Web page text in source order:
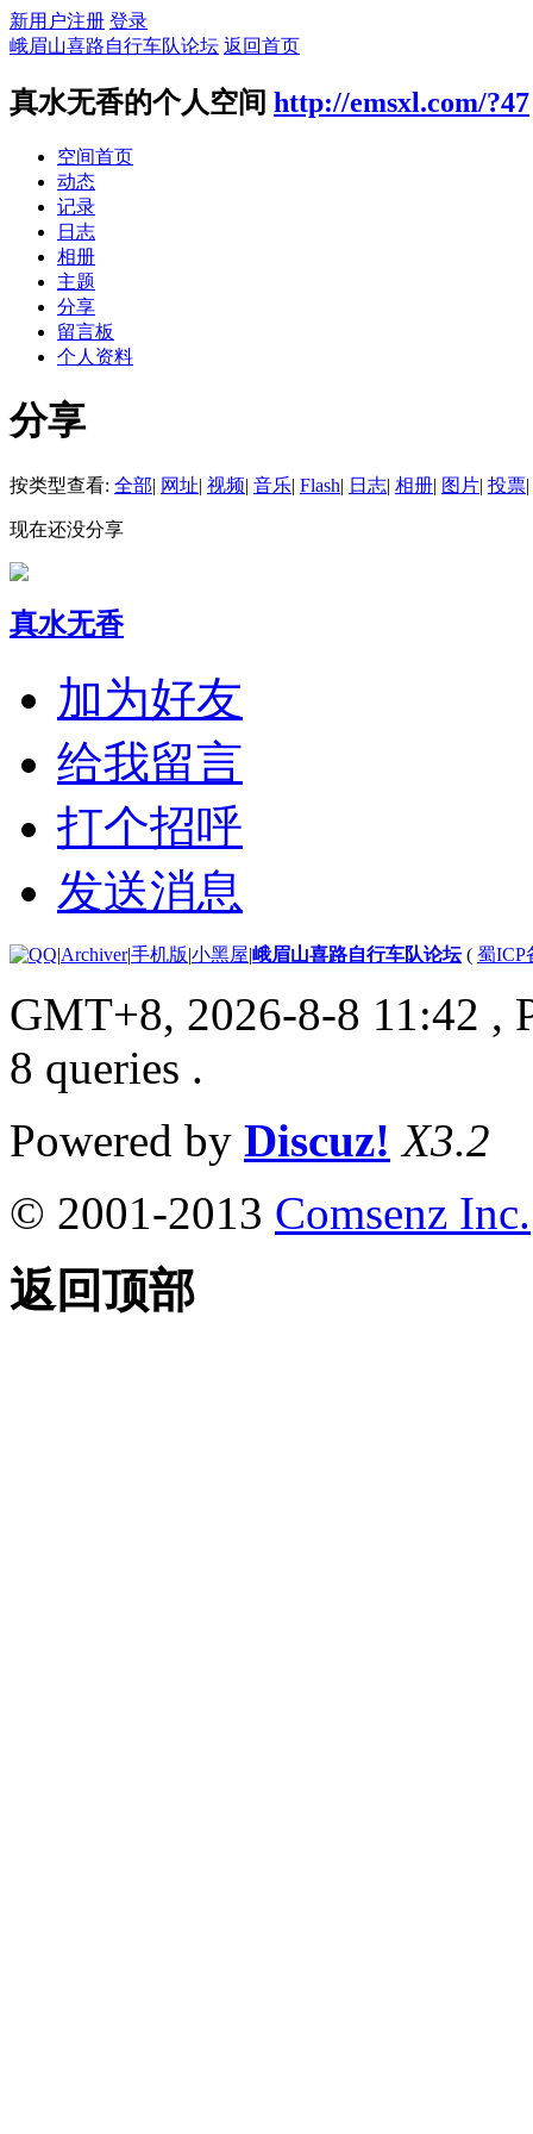
新用户注册 登录
峨眉山喜路自行车队论坛 返回首页
真水无香的个人空间 http://emsxl.com/?47
空间首页
动态
记录
日志
相册
主题
分享
留言板
个人资料
分享
按类型查看: 全部| 网址| 视频| 音乐| Flash| 日志| 相册| 图片| 投票|
现在还没分享
真水无香
加为好友
给我留言
打个招呼
发送消息
|Archiver|手机版|小黑屋|峨眉山喜路自行车队论坛( 蜀ICP
GMT+8, 2026-8-8 11:42 ,
8 queries .
Powered by Discuz! X3.2
© 2001-2013 Comsenz Inc.
返回顶部